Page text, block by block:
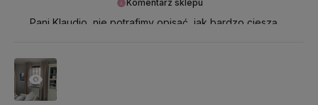
Komentarz sklepu
Pani Klaudio, nie potrafimy opisać, jak bardzo cieszą